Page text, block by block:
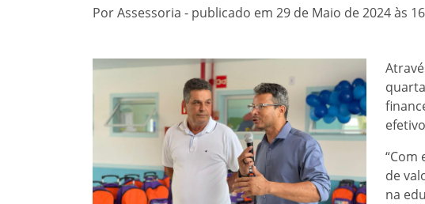
Por Assessoria - publicado em 29 de Maio de 2024 às
“Com
de
na